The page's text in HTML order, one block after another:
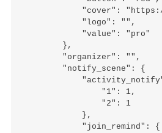
"cover":
            "logo": "",
            "value": "pro"
        },
        "organizer": "",
        "notify_scene": {
                "1": 1,
                "2": 1
            },
            "join_remind": {